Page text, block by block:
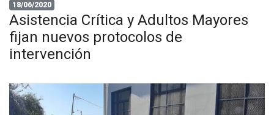
18/06/2020
Asistencia Crítica y Adultos Mayores
fijan nuevos protocolos de
intervención